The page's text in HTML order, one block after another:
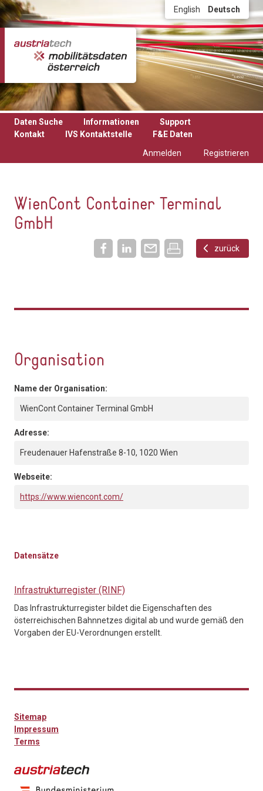
Direkt zum Inhalt English Deutsch
Daten Suche Informationen
Support
Kontakt
IVS Kontaktstelle
F&E Daten
Anmelden
Registrieren
WienCont Container Terminal
GmbH
zurück
Organisation
Name der Organisation:
WienCont Container Terminal GmbH
Adresse:
Freudenauer Hafenstraße 8-10, 1020 Wien
Webseite:
https://www.wiencont.com/
Datensätze
Infrastrukturregister (RINF)
Das Infrastrukturregister bildet die Eigenschaften des
österreichischen Bahnnetzes digital ab und wurde gemäß den
Vorgaben der EU-Verordnungen erstellt.
Sitemap
Impressum
Terms